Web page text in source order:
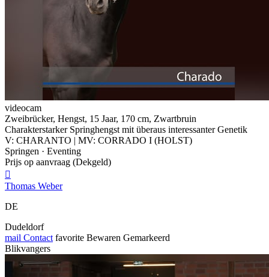
videocam
Zweibrücker, Hengst, 15 Jaar, 170 cm, Zwartbruin
Charakterstarker Springhengst mit überaus interessanter Genetik
V: CHARANTO | MV: CORRADO I (HOLST)
Springen · Eventing
Prijs op aanvraag (Dekgeld)

Thomas Weber
DE
Dudeldorf
mail Contact favorite Bewaren Gemarkeerd
Blikvangers